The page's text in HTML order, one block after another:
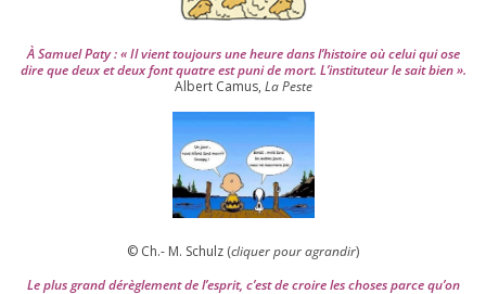
À Samuel Paty : « Il vient tou­jours une heure dans l’his­toire où celui qui ose
dire que deux et deux font quatre est puni de mort. L’instituteur le sait bien ».
Albert Camus, La Peste
© Ch.- M. Schulz (cli­quer pour agran­dir)
Le plus grand dérè­gle­ment de l’es­prit, c’est de croire les choses parce qu’on